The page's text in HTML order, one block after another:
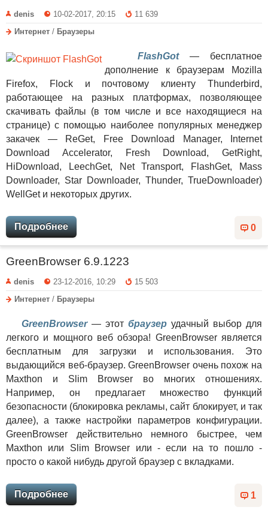
denis 10-02-2017, 20:15
11 639
Интернет / Браузеры
FlashGot — бесплатное
дополнение к браузерам Mozilla
Firefox, Flock и почтовому клиенту Thunderbird,
работающее на разных платформах, позволяющее
скачивать файлы (в том числе и все находящиеся на
странице) с помощью наиболее популярных менеджер
закачек — ReGet, Free Download Manager, Internet
Download Accelerator, Fresh Download, GetRight,
HiDownload, LeechGet, Net Transport, FlashGet, Mass
Downloader, Star Downloader, Thunder, TrueDownloader)
WellGet и некоторых других.
0
Подробнее
GreenBrowser 6.9.1223
denis 23-12-2016, 10:29
15 503
Интернет / Браузеры
GreenBrowser— этот браузер удачный выбор для
легкого и мощного веб обзора! GreenBrowser является
бесплатным для загрузки и использования. Это
выдающийся веб-браузер. GreenBrowser очень похож на
Maxthon и Slim Browser во многих отношениях.
Например, он предлагает множество функций
безопасности (блокировка рекламы, сайт блокирует, и так
далее), а также настройки параметров конфигурации.
GreenBrowser действительно немного быстрее, чем
Maxthon или Slim Browser или - если на то пошло -
просто о какой нибудь другой браузер с вкладками.
1
Подробнее